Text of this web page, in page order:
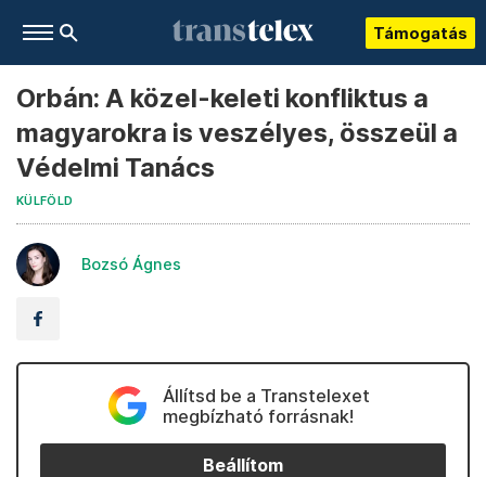
Támogatás
Orbán: A közel-keleti konfliktus a
magyarokra is veszélyes, összeül a
Védelmi Tanács
KÜLFÖLD
Bozsó Ágnes
Állítsd be a Transtelexet
megbízható forrásnak!
Beállítom